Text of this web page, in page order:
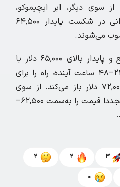
سوی دیگر، ابر ایچیموکو،
شاخص احساسات و ناتوانی در شکست پایدار ۶۴,۵۰۰
می‌شوند.
شکست قاطع و پایدار بالای ۶۵,۰۰۰ دلار با
حجم معاملاتی بالا، طی ۲۴–۴۸ ساعت آینده، راه را برای
حرکت به‌سوی ۶۷,۰۰۰ تا ۷۲,۰۰۰ دلار باز می‌کند. از سوی
دیگر شکست ۶۵,۰۰۰ دلار، مجددا قیمت را به‌سمت ۶۲,۵۰۰–
3
2
2
0